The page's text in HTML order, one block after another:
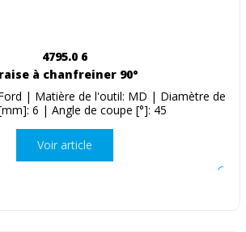
4795.0 6
à chanfreiner 90°
| Matière de l'outil: MD | Diamètre de
6 | Angle de coupe [°]: 45
Voir article